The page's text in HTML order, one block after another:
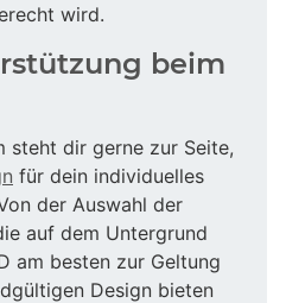
wird.
beim
steht dir gerne zur Seite,
für dein individuelles
der Auswahl der
auf dem Untergrund
am besten zur Geltung
Design bieten